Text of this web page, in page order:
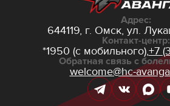
Адрес:
644119, г. Омск, ул.
Контакт-центр:
*1950 (с мобильного),+7
Обратная связь с
welcome@hc-